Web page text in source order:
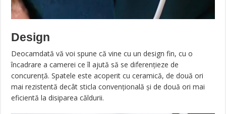
Design
Deocamdată vă voi spune că vine cu un design fin, cu o
încadrare a camerei ce îl ajută să se diferențieze de
concurență. Spatele este acoperit cu ceramică, de două ori
mai rezistentă decât sticla convențională și de două ori mai
eficientă la disiparea căldurii.